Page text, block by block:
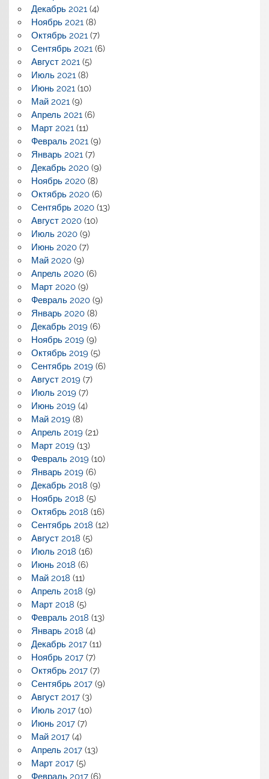
Декабрь 2021(4)
Ноябрь 2021(8)
Октябрь 2021(7)
Сентябрь 2021(6)
Август 2021(5)
Июль 2021(8)
Июнь 2021(10)
Май 2021(9)
Апрель 2021(6)
Март 2021(11)
Февраль 2021(9)
Январь 2021(7)
Декабрь 2020(9)
Ноябрь 2020(8)
Октябрь 2020(6)
Сентябрь 2020(13)
Август 2020(10)
Июль 2020(9)
Июнь 2020(7)
Май 2020(9)
Апрель 2020(6)
Март 2020(9)
Февраль 2020(9)
Январь 2020(8)
Декабрь 2019(6)
Ноябрь 2019(9)
Октябрь 2019(5)
Сентябрь 2019(6)
Август 2019(7)
Июль 2019(7)
Июнь 2019(4)
Май 2019(8)
Апрель 2019(21)
Март 2019(13)
Февраль 2019(10)
Январь 2019(6)
Декабрь 2018 (9)
Ноябрь 2018 (5)
Октябрь 2018 (16)
Сентябрь 2018 (12)
Август 2018 (5)
Июль 2018 (16)
Июнь 2018 (6)
Май 2018 (11)
Апрель 2018 (9)
Март 2018 (5)
Февраль 2018 (13)
Январь 2018 (4)
Декабрь 2017(11)
Ноябрь 2017(7)
Октябрь 2017(7)
Сентябрь 2017(9)
Август 2017(3)
Июль 2017(10)
Июнь 2017(7)
Май 2017(4)
Апрель 2017(13)
Март 2017(5)
Февраль 2017(6)